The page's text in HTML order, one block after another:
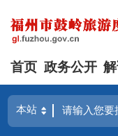
首页 政务公开